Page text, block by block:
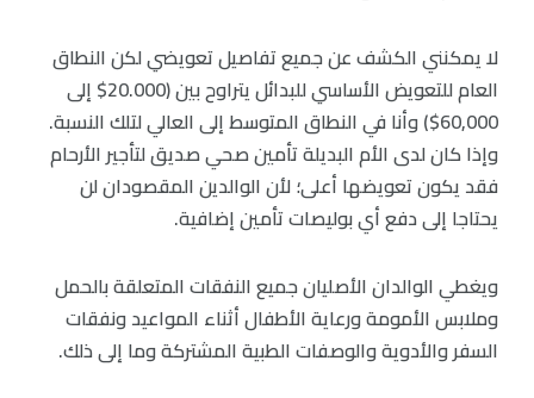
لا يمكنني الكشف عن جميع تفاصيل تعويضي لكن النطاق
العام للتعويض الأساسي للبدائل يتراوح بين (20.000$ إلى
60,000$) وأنا في النطاق المتوسط إلى العالي لتلك النسبة.
وإذا كان لدى الأم البديلة تأمين صحي صديق لتأجير الأرحام
فقد يكون تعويضها أعلى؛ لأن الوالدين المقصودان لن
يحتاجا إلى دفع أي بوليصات تأمين إضافية.
ويغطي الوالدان الأصليان جميع النفقات المتعلقة بالحمل
وملابس الأمومة ورعاية الأطفال أثناء المواعيد ونفقات
السفر والأدوية والوصفات الطبية المشتركة وما إلى ذلك.